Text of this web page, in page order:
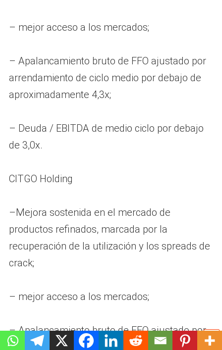
– mejor acceso a los mercados;
– Apalancamiento bruto de FFO ajustado por
arrendamiento de ciclo medio por debajo de
aproximadamente 4,3x;
– Deuda / EBITDA de medio ciclo por debajo
de 3,0x.
CITGO Holding
–Mejora sostenida en el mercado de
productos refinados, marcada por la
recuperación de la utilización y los spreads de
crack;
– mejor acceso a los mercados;
– Apalancamiento bruto de FFO ajustado por
arrendamiento de ciclo medio por debajo de